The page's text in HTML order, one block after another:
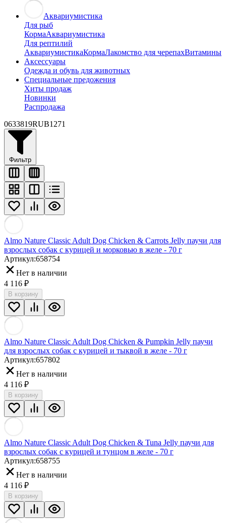
Аквариумистика
Для рыб
КормаАквариумистика
Для рептилий
АквариумистикаКормаЛакомство для черепахВитамины
Аксессуары
Одежда и обувь для животных
Специальные предожения
Хиты продаж
Новинки
Распродажа
0633819RUB1271
Фильтр
Almo Nature Classic Adult Dog Chicken & Carrots Jelly паучи для
взрослых собак с курицей и морковью в желе - 70 г
Артикул:658754
Нет в наличии
4 116 ₽
В корзину
Almo Nature Classic Adult Dog Chicken & Pumpkin Jelly паучи
для взрослых собак с курицей и тыквой в желе - 70 г
Артикул:657802
Нет в наличии
4 116 ₽
В корзину
Almo Nature Classic Adult Dog Chicken & Tuna Jelly паучи для
взрослых собак с курицей и тунцом в желе - 70 г
Артикул:658755
Нет в наличии
4 116 ₽
В корзину